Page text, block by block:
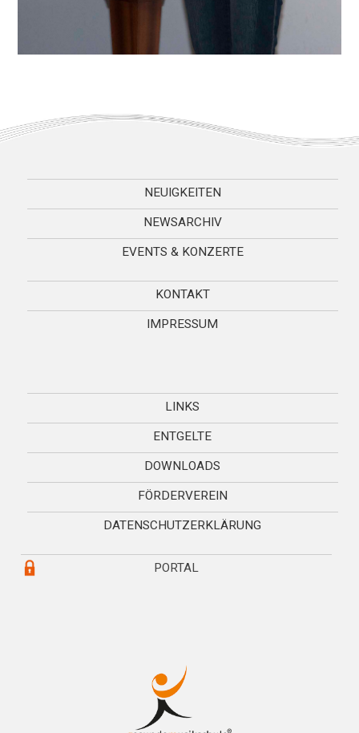
NEUIGKEITEN
NEWSARCHIV
EVENTS & KONZERTE
KONTAKT
IMPRESSUM
LINKS
ENTGELTE
DOWNLOADS
FÖRDERVEREIN
DATENSCHUTZERKLÄRUNG
PORTAL